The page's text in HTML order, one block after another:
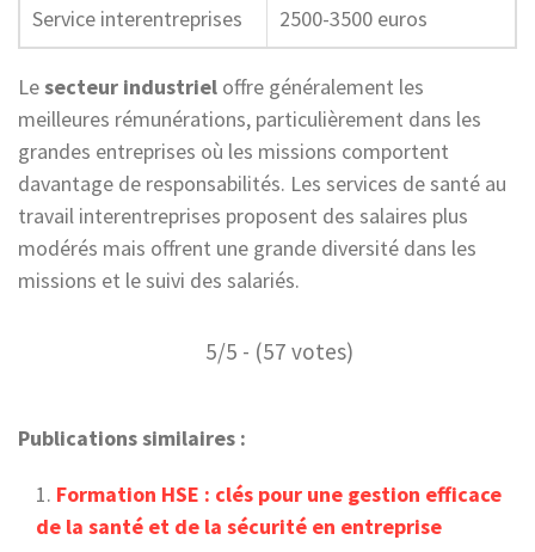
Service interentreprises 2500-3500 euros
Lesecteur industriel offre généralement les
meilleures rémunérations, particulièrement dans les
grandes entreprises où les missions comportent
davantage de responsabilités. Les services de santé au
travail interentreprises proposent des salaires plus
modérés mais offrent une grande diversité dans les
missions et le suivi des salariés.
5/5 - (57 votes)
Publications similaires :
Formation HSE : clés pour une gestion efficace
de la santé et de la sécurité en entreprise